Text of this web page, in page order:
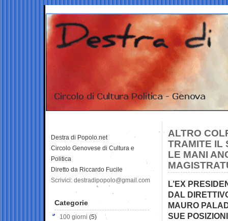
ALTRO
TRAMITE IL
LE MANI
L’EX
DAL
MAURO
SUE
Destra di Popolo.net
Circolo Genovese di Cultura e
Politica
Diretto da Riccardo Fucile
Scrivici: destradipopolo@gmail.com
Categorie
100 giorni (5)